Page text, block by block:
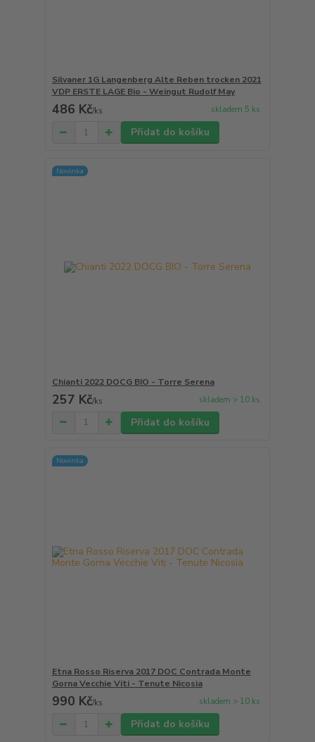
Silvaner 1G Langenberg Alte Reben trocken 2021
VDP ERSTE LAGE Bio - Weingut Rudolf May
486 Kč/ks skladem 5 ks
Přidat do košíku
Novinka
Chianti 2022 DOCG BIO - Torre Serena
257 Kč/ks skladem > 10 ks
Přidat do košíku
Novinka
Etna Rosso Riserva 2017 DOC Contrada Monte
Gorna Vecchie Viti - Tenute Nicosia
990 Kč/ks skladem > 10 ks
Přidat do košíku